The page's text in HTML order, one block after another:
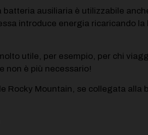
ausiliaria è utilizzabile
introduce energia ricaricando
utile, per esempio, per chi
non è più necessario!
Rocky Mountain, se collegata alla